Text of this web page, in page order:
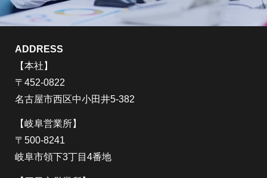
ADDRESS
【本社】
〒452-0822
名古屋市西区中小田井5-382
【岐阜営業所】
〒500-8241
岐阜市領下3丁目4番地